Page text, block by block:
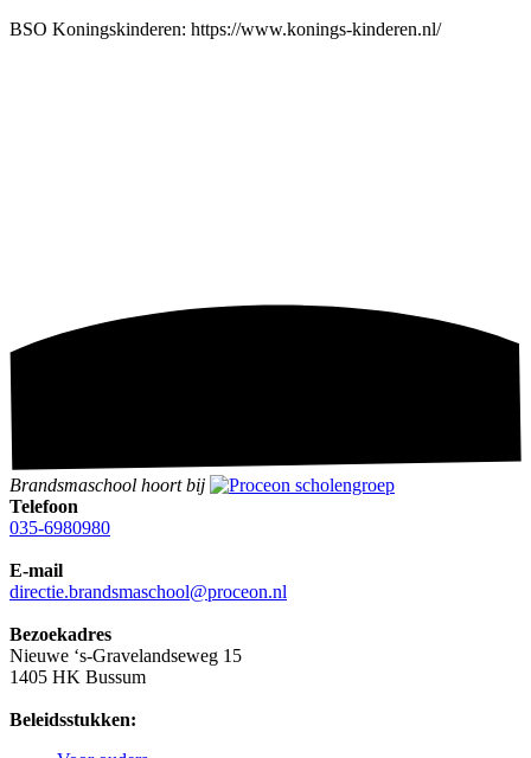
BSO Koningskinderen: https://www.konings-kinderen.nl/
Brandsmaschool hoort bij
Telefoon
035-6980980
E-mail
directie.brandsmaschool@proceon.nl
Bezoekadres
Nieuwe ‘s-Gravelandseweg 15
1405 HK Bussum
Beleidsstukken: